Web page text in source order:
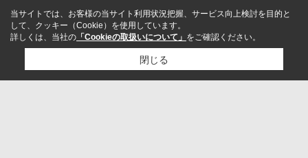
当サイトでは、お客様の当サイト利用状況把握、サービス向上検討を目的と
して、クッキー（Cookie）を使用しています。
詳しくは、当社の 「Cookieの取扱いについて」 をご確認ください。
閉じる